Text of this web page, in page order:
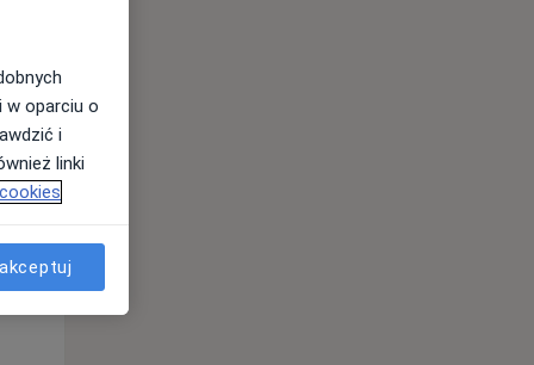
Wt,
11 Sie
w oparciu o
i
linki